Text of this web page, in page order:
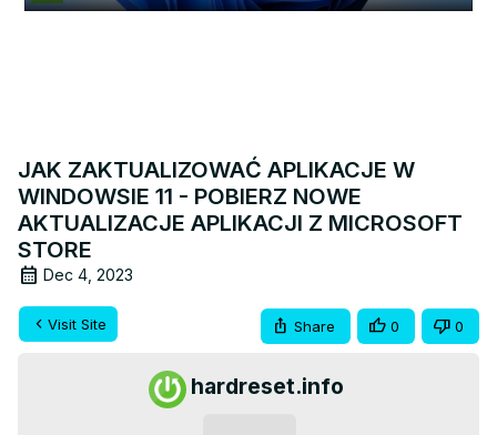
JAK ZAKTUALIZOWAĆ APLIKACJE W
WINDOWSIE 11 - POBIERZ NOWE
AKTUALIZACJE APLIKACJI Z MICROSOFT
STORE
Dec 4, 2023
Visit Site Share 0 0
hardreset.info